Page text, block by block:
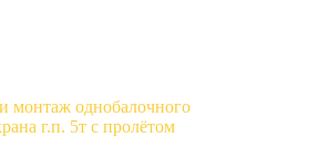
монтаж однобалочного
г.п. 5т с пролётом